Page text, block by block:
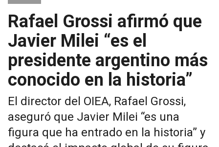
Rafael Grossi afirmó que
Javier Milei “es el
presidente argentino más
conocido en la historia”
El director del OIEA, Rafael Grossi,
aseguró que Javier Milei “es una
figura que ha entrado en la historia” y